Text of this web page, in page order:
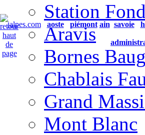
ialpes.com aoste piémont ain savoie
Station Fond
Aravis
Bornes
Chablais
Grand
Mont Blanc